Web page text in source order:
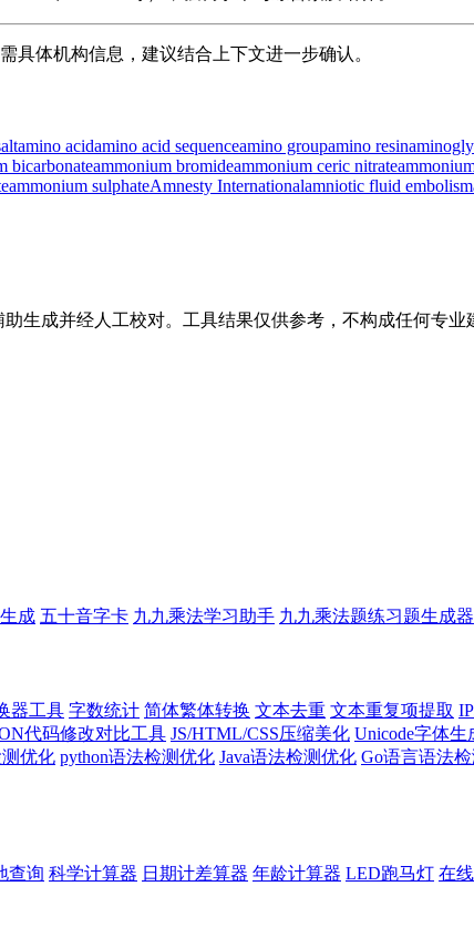
具体机构信息，建议结合上下文进一步确认。
amino acidamino acid sequenceamino groupamino resin
bicarbonateammonium bromideammonium ceric nitrate
ammonium sulphateAmnesty Internationalamniotic fluid embolism
生成并经人工校对。工具结果仅供参考，不构成任何专业
成 五十音字卡 九九乘法学习助手 九九乘法题练习题生成器
器工具 字数统计 简体繁体转换 文本去重 文本重复项提取
代码修改对比工具 JS/HTML/CSS压缩美化 Unicode字体生
优化 python语法检测优化 Java语法检测优化 Go语言语法
查询 科学计算器 日期计差算器 年龄计算器 LED跑马灯 在